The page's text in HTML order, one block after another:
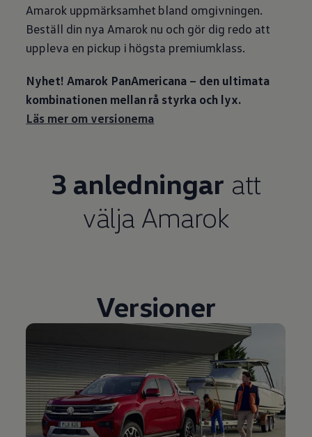
Amarok uppmärksamhet bland omgivningen.
Beställ din nya Amarok nu och gör dig redo att
uppleva en pickup i högsta premiumklass.
Nyhet! Amarok PanAmericana – den ultimata
kombinationen mellan rå styrka och lyx.
Läs mer om versionerna
3 anledningar att
välja Amarok
Versioner